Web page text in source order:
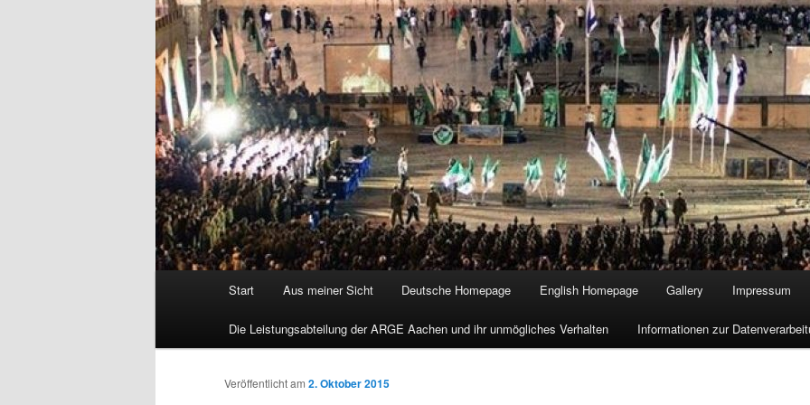
Start Aus meiner Sicht Deutsche Homepage English Homepage Gallery Impressum
Die Leistungsabteilung der ARGE Aachen und ihr unmögliches Verhalten Informationen zur
Veröffentlicht am 2. Oktober 2015